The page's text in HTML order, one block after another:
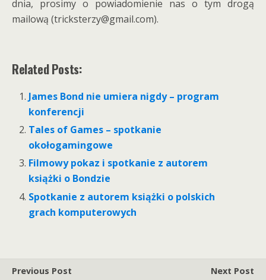
dnia, prosimy o powiadomienie nas o tym drogą
mailową (tricksterzy@gmail.com).
Related Posts:
James Bond nie umiera nigdy – program
konferencji
Tales of Games – spotkanie
okołogamingowe
Filmowy pokaz i spotkanie z autorem
książki o Bondzie
Spotkanie z autorem książki o polskich
grach komputerowych
Previous Post
Next Post